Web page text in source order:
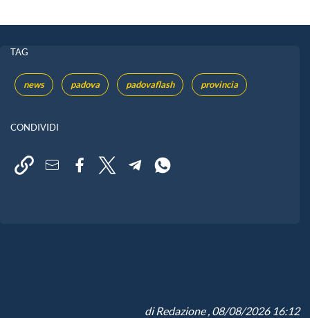
TAG
news padova padovaflash provincia
CONDIVIDI
diRedazione, 08/08/2026 16:12